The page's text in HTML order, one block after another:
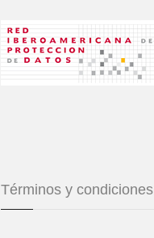
Términos y condiciones